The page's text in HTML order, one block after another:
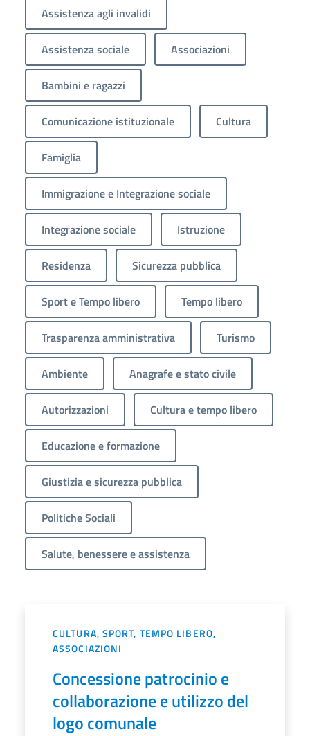
Assistenza agli invalidi
Assistenza sociale Associazioni
Bambini e ragazzi
Comunicazione istituzionale Cultura
Famiglia
Immigrazione e Integrazione sociale
Integrazione sociale Istruzione
Residenza Sicurezza pubblica
Sport e Tempo libero Tempo libero
Trasparenza amministrativa Turismo
Ambiente Anagrafe e stato civile
Autorizzazioni Cultura e tempo libero
Educazione e formazione
Giustizia e sicurezza pubblica
Politiche Sociali
Salute, benessere e assistenza
CULTURA, SPORT, TEMPO LIBERO,
ASSOCIAZIONI
Concessione patrocinio e
collaborazione e utilizzo del
logo comunale